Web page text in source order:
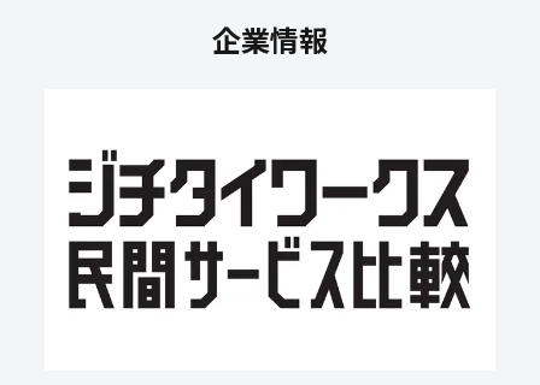
企業情報